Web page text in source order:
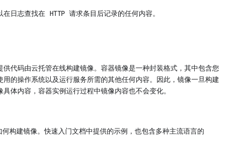
日志查找在 HTTP 请求条目后记录的任何内容。
代码由云托管在线构建镜像。容器镜像是一种封装格式，其中包含您
的操作系统以及运行服务所需的其他任何内容。因此，镜像一旦构建
体内容，容器实例运行过程中镜像内容也不会变化。
建镜像。快速入门文档中提供的示例，也包含多种主流语言的